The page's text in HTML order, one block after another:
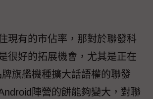
現有的市佔率，那對於聯發科
很好的拓展機會，尤其是正在
旗艦機種擴大話語權的聯發
陣營的餅能夠變大，對聯